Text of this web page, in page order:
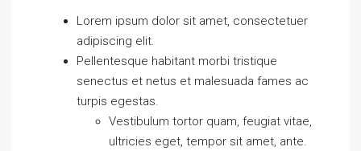
Lorem ipsum dolor sit amet, consectetuer
adipiscing elit.
Pellentesque habitant morbi tristique
senectus et netus et malesuada fames ac
turpis egestas.
Vestibulum tortor quam, feugiat vitae,
ultricies eget, tempor sit amet, ante.